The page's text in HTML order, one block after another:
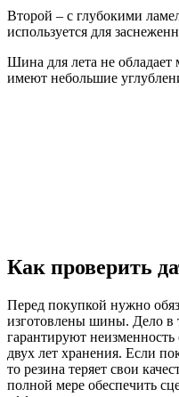
Второй – с глубокими
используется для
Шина для лета не обладает
имеют небольшие
Как проверить
Перед покупкой нужно
изготовлены шины. Дело в
гарантируют
двух лет хранения. Если
то резина теряет свои
полной мере обеспечить